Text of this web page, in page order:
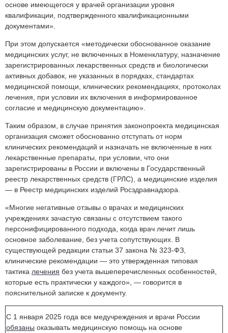
основе имеющегося у врачей организации уровня
квалификации, подтвержденного квалификационными
документами».
При этом допускается «методически обоснованное оказание
медицинских услуг, не включенных в Номенклатуру, назначение
зарегистрированных лекарственных средств и биологически
активных добавок, не указанных в порядках, стандартах
медицинской помощи, клинических рекомендациях, протоколах
лечения, при условии их включения в информированное
согласие и медицинскую документацию».
Таким образом, в случае принятия законопроекта медицинская
организация сможет обоснованно отступать от норм
клинических рекомендаций и назначать не включенные в них
лекарственные препараты, при условии, что они
зарегистрированы в России и включены в Государственный
реестр лекарственных средств (ГРЛС), а медицинские изделия
— в Реестр медицинских изделий Росздравнадзора.
«Многие негативные отзывы о врачах и медицинских
учреждениях зачастую связаны с отсутствием такого
персонифицированного подхода, когда врач лечит лишь
основное заболевание, без учета сопутствующих. В
существующей редакции статьи 37 закона № 323-ФЗ,
клинические рекомендации — это утвержденная типовая
тактика лечения без учета вышеперечисленных особенностей,
которые есть практически у каждого», — говорится в
пояснительной записке к документу.
С 1 января 2025 года все медучреждения и врачи России
обязаны оказывать медицинскую помощь на основе